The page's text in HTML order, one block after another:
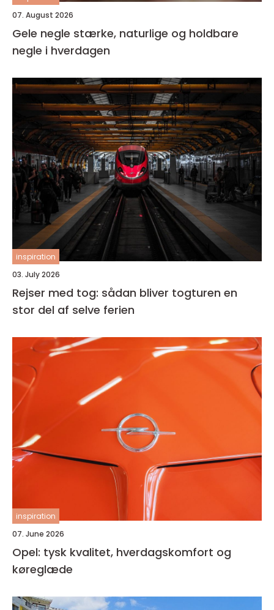
07. August 2026
Gele negle stærke, naturlige og holdbare
negle i hverdagen
inspiration
03. July 2026
Rejser med tog: sådan bliver togturen en
stor del af selve ferien
inspiration
07. June 2026
Opel: tysk kvalitet, hverdagskomfort og
køreglæde